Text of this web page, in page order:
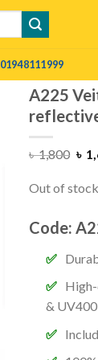
01948111999
A225
৳1,800 ৳
Out of stock
Code:
& UV400